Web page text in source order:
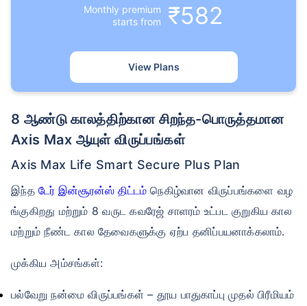
Monthly premium
starts from
₹582
View Plans
8 ஆண்டு காலத்திற்கான சிறந்த-பொருத்தமான
Axis Max ஆயுள் விருப்பங்கள்
Axis Max Life Smart Secure Plus Plan
இந்தடேர் இன்சூரன்ஸ் திட்டம் நெகிழ்வான விருப்பங்களை வழ
ங்குகிறது மற்றும் 8 வருட கவரேஜ் சாளரம் உட்பட குறுகிய கால
மற்றும் நீண்ட கால தேவைகளுக்கு ஏற்ப தனிப்பயனாக்கலாம்.
முக்கிய அம்சங்கள்:
பல்வேறு நன்மை விருப்பங்கள் – தூய பாதுகாப்பு முதல் பிரீமியம்